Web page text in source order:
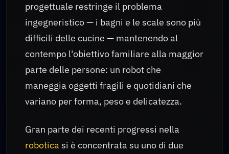
progettuale restringe il problema
ingegneristico — i bagni e le scale sono più
difficili delle cucine — mantenendo al
contempo l'obiettivo familiare alla maggior
parte delle persone: un robot che
maneggia oggetti fragili e quotidiani che
variano per forma, peso e delicatezza.
Gran parte dei recenti progressi nella
robotica si è concentrata su uno di due